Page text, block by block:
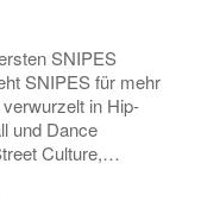
SNIPES
SNIPES für mehr
in Hip-
und Dance
Culture,
USA sowie dem